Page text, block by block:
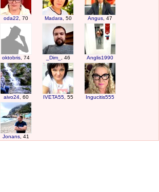
oda22 , 70 Madara , 50 Angus , 47
oktobris , 74 _Dim_ , 46 Anglis1990
aivo24, 60 IVETA55, 55 Ingucitis555
Jonans , 41